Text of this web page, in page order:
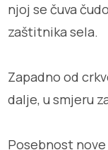
njoj se čuva
zaštitnika sela.
Zapadno od
dalje, u smjeru
Posebnost